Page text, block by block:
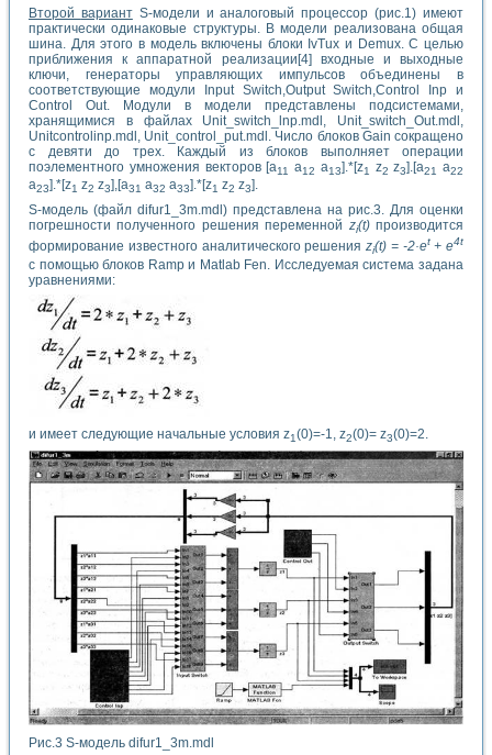
Второй вариантS-модели и аналоговый процессор (рис.1) имеют
практически одинаковые структуры. В модели реализована общая
шина. Для этого в модель включены блоки IvTux и Demux. С целью
приближения к аппаратной реализации[4] входные и выходные
ключи, генераторы управляющих импульсов объединены в
соответствующие модули Input Switch,Output Switch,Control Inp и
Control Out. Модули в модели представлены подсистемами,
хранящимися в файлах Unit_switch_lnp.mdl, Unit_switch_Out.mdl,
Unitcontrolinp.mdl, Unit_control_put.mdl. Число блоков Gain сокращено
с девяти до трех. Каждый из блоков выполняет операции
поэлементного умножения векторов [а11 а12 a13].*[z1 z2 z3].[a21 а22
a23].*[z1 z2 z3],[a31 a32 a33].*[z1 z2 z3].
S-модель (файл difur1_3m.mdl) представлена на рис.3. Для оценки
погрешности полученного решения переменной zi(t)производится
формирование известного аналитического решения zi(t) = -2·et+ е4t
с помощью блоков Ramp и Matlab Fen. Исследуемая система задана
уравнениями:
и имеет следующие начальные условия z1(0)=-1, z2(0)= z3(0)=2.
Рис.3 S-модель difur1_3m.mdl